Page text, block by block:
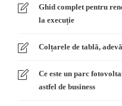
Ghid complet pentru
la execuție
Colțarele de tablă,
Ce este un parc
astfel de business